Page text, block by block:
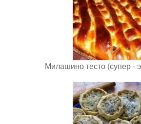
Милашино тесто (супер -